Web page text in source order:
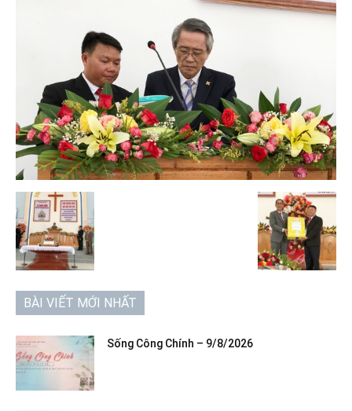
BÀI VIẾT MỚI NHẤT
Sống Công Chính – 9/8/2026